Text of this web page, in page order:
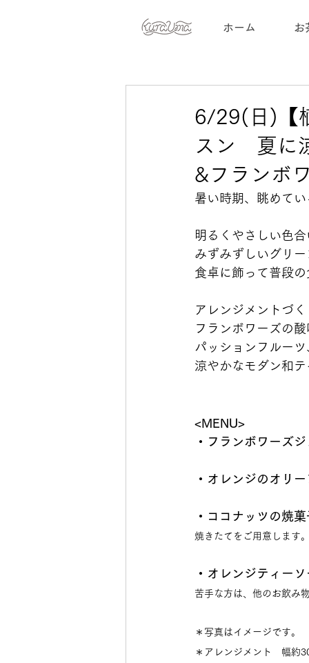
ホーム お
6/29(日)【
スン 夏に
&フランボ
暑い時期、眺めて
明るくやさしい色
みずみずしいグリ
食卓に飾って普段
アレンジメントづ
フランボワーズの
パッションフルー
涼やかなモダン和
<MENU>
・フランボワーズ
・オレンジのオリ
・ココナッツの焼菓
焼きたてをご用意します
・オレンジティー
苦手な方は、他のお飲み
＊写真はイメージです。
＊アレンジメント　幅約